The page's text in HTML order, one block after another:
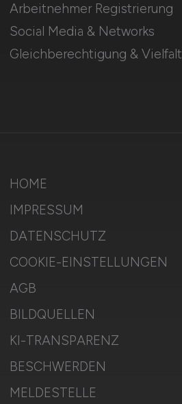
Arbeitnehmer Registrierung
Social Media & Networks
Gleichberechtigung & Vielfalt
HOME
IMPRESSUM
DATENSCHUTZ
COOKIE-EINSTELLUNGEN
AGB
BILDQUELLEN
KI-TRANSPARENZ
BESCHWERDEN
MELDESTELLE